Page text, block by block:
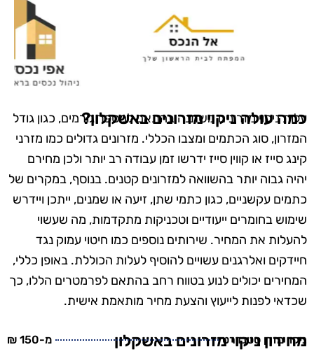
כמה עולה ניקוי מזרונים באשקלון?
עלות ניקוי מזרונים משתנה בהתאם למספר גורמים, כגון גודל
המזרון, סוג הכתמים ומצבו הכללי. מזרונים גדולים כמו מזרני
קינג סייז או קווין סייז ידרשו זמן עבודה רב יותר ולכן מחירם
יהיה גבוה יותר בהשוואה למזרונים קטנים. בנוסף, במקרים של
כתמים עקשניים, כגון כתמי שתן, זיעה או שמנים, ייתכן ויידרש
שימוש בחומרים ייעודיים וטכניקות מתקדמות, מה שעשוי
להעלות את המחיר. שירותים נוספים כמו חיטוי עמוק נגד
חיידקים ואלרגנים עשויים להוסיף לעלות הכוללת. באופן כללי,
המחירים יכולים לנוע בטווח רחב בהתאם לפרמטרים הללו, כך
שכדאי לפנות לייעוץ והצעת מחיר מותאמת אישית.
מחירון ניקוי מזרונים באשקלון
ניקוי מזרן סטנדרט
מ-150 ₪